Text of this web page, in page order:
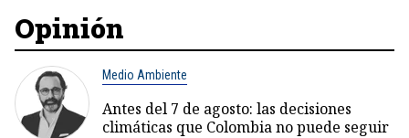
Opinión
Medio Ambiente
Antes del 7 de agosto: las decisiones
climáticas que Colombia no puede seguir